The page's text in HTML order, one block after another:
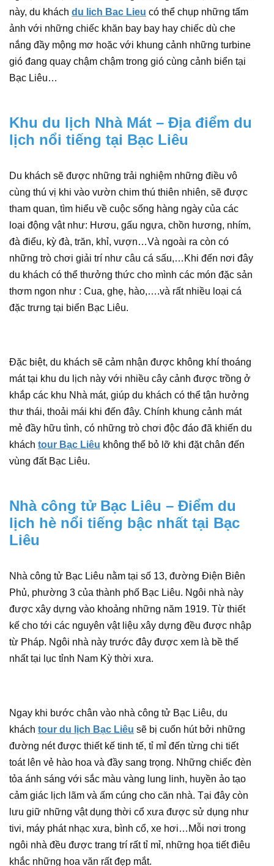
này, du khách du lich Bac Lieu có thể chụp những tấm
ảnh với những chiếc khăn bay bay hay chiếc dù che
nắng đầy mộng mơ hoặc với khung cảnh những turbine
gió đang quay chậm chậm trong gió cùng cảnh biển tại
Bạc Liêu…
Khu du lịch Nhà Mát – Địa điểm du
lịch nổi tiếng tại Bạc Liêu
Du khách sẽ được những trải nghiệm những điều vô
cùng thú vị khi vào vườn chim thú thiên nhiên, sẽ được
tham quan, tìm hiểu về cuộc sống hàng ngày của các
loại động vật như: Hươu, gấu ngựa, chồn hương, nhím,
đà điểu, kỳ đà, trăn, khỉ, vượn…Và ngoài ra còn có
những trò chơi giải trí như câu cá sấu,…Khi đến nơi đây
du khách có thể thưởng thức cho mình các món đặc sản
thơm ngon như : Cua, ghẹ, hào,….và rất nhiều loại cá
đặc trưng tại biển Bạc Liêu.
Đặc biệt, du khách sẽ cảm nhận được không khí thoáng
mát tại khu du lịch này với nhiều cây cảnh được trồng ở
khắp các khu Nhà mát, giúp du khách có thể tận hưởng
thư thái, thoải mái khi đến đây. Chính khung cảnh mát
mẻ đầy hữu tình, có những trò chơi độc đáo đã khiến du
khách tour Bạc Liêu không thể bỏ lỡ khi đặt chân đến
vùng đất Bạc Liêu.
Nhà công tử Bạc Liêu – Điểm du
lịch hè nổi tiếng bậc nhất tại Bạc
Liêu
Nhà công tử Bạc Liêu nằm tại số 13, đường Điện Biên
Phủ, phường 3 của thành phố Bạc Liêu. Ngôi nhà này
được xây dựng vào khoảng những năm 1919. Từ thiết
kế cho tới các nguyên vật liệu xây dựng đều được nhập
từ Pháp. Ngôi nhà này trước đây được xem là bề thế
nhất tại lục tỉnh Nam Kỳ thời xưa.
Ngay khi bước chân vào nhà công tử Bạc Liêu, du
khách tour du lịch Bạc Liêu sẽ bị cuốn hút bởi những
đường nét được thiết kế tinh tế, tỉ mỉ đến từng chi tiết
toát lên vẻ hào hoa và đầy sang trọng. Những chiếc đèn
tỏa ánh sáng với sắc màu vàng lung linh, huyền ảo tạo
cảm giác lịch lãm và ấm cúng cho căn nhà. Tại đây còn
lưu giữ những vật dụng thời cổ xưa được sử dụng như
tivi, máy phát nhạc xưa, bình cổ, xe hơi…Mỗi nơi trong
ngôi nhà đều được trang trí rất tỉ mỉ, những họa tiết điêu
khắc những hoa văn rất đẹp mắt.